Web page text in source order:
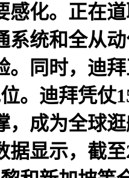
化。正在
统和全从
同时，迪
。迪拜凭仗
成为全球
显示，截至